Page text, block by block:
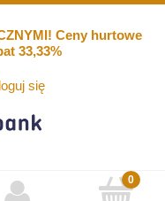
Ceny hurtowe
33,33%
się